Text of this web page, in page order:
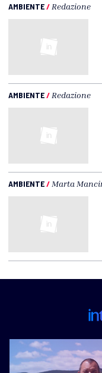
AMBIENTE/ Redazione
AMBIENTE/ Redazione
AMBIENTE/ Marta